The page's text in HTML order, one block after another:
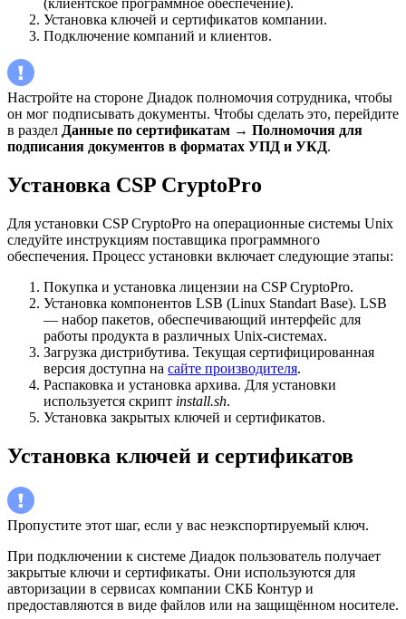
(клиентское программное обеспечение).
Установка ключей и сертификатов компании.
Подключение компаний и клиентов.
Настройте на стороне Диадок полномочия сотрудника, чтобы
он мог подписывать документы. Чтобы сделать это, перейдите
в раздел Данные по сертификатам → Полномочия для
подписания документов в форматах УПД и УКД.
Установка CSP CryptoPro
Для установки CSP CryptoPro на операционные системы Unix
следуйте инструкциям поставщика программного
обеспечения. Процесс установки включает следующие этапы:
Покупка и установка лицензии на CSP CryptoPro.
Установка компонентов LSB (Linux Standart Base). LSB
— набор пакетов, обеспечивающий интерфейс для
работы продукта в различных Unix-системах.
Загрузка дистрибутива. Текущая сертифицированная
версия доступна на сайте производителя.
Распаковка и установка архива. Для установки
используется скрипт install.sh.
Установка закрытых ключей и сертификатов.
Установка ключей и сертификатов
Пропустите этот шаг, если у вас неэкспортируемый ключ.
При подключении к системе Диадок пользователь получает
закрытые ключи и сертификаты. Они используются для
авторизации в сервисах компании СКБ Контур и
предоставляются в виде файлов или на защищённом носителе.